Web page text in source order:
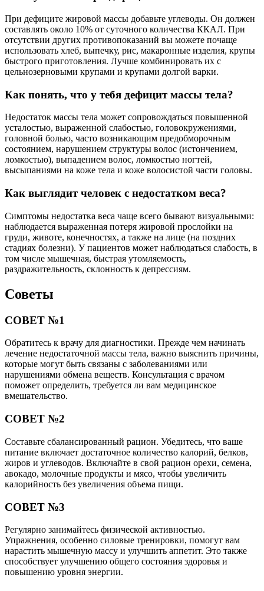
При дефиците жировой массы добавьте углеводы. Он должен
составлять около 10% от суточного количества ККАЛ. При
отсутствии других противопоказаний вы можете почаще
использовать хлеб, выпечку, рис, макаронные изделия, крупы
быстрого приготовления. Лучше комбинировать их с
цельнозерновыми крупами и крупами долгой варки.
Как понять, что у тебя дефицит массы тела?
Недостаток массы тела может сопровождаться повышенной
усталостью, выраженной слабостью, головокружениями,
головной болью, часто возникающим предобморочным
состоянием, нарушением структуры волос (истончением,
ломкостью), выпадением волос, ломкостью ногтей,
высыпаниями на коже тела и коже волосистой части головы.
Как выглядит человек с недостатком веса?
Симптомы недостатка веса чаще всего бывают визуальными:
наблюдается выраженная потеря жировой прослойки на
груди, животе, конечностях, а также на лице (на поздних
стадиях болезни). У пациентов может наблюдаться слабость, в
том числе мышечная, быстрая утомляемость,
раздражительность, склонность к депрессиям.
Советы
СОВЕТ №1
Обратитесь к врачу для диагностики. Прежде чем начинать
лечение недостаточной массы тела, важно выяснить причины,
которые могут быть связаны с заболеваниями или
нарушениями обмена веществ. Консультация с врачом
поможет определить, требуется ли вам медицинское
вмешательство.
СОВЕТ №2
Составьте сбалансированный рацион. Убедитесь, что ваше
питание включает достаточное количество калорий, белков,
жиров и углеводов. Включайте в свой рацион орехи, семена,
авокадо, молочные продукты и мясо, чтобы увеличить
калорийность без увеличения объема пищи.
СОВЕТ №3
Регулярно занимайтесь физической активностью.
Упражнения, особенно силовые тренировки, помогут вам
нарастить мышечную массу и улучшить аппетит. Это также
способствует улучшению общего состояния здоровья и
повышению уровня энергии.